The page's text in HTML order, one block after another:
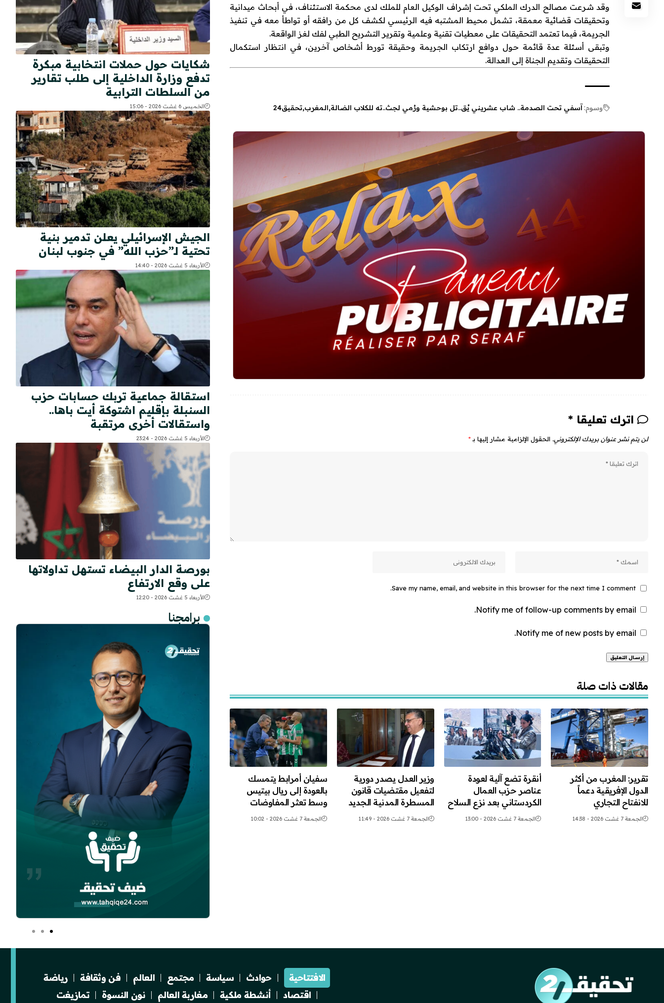
وقد شرعت مصالح الدرك الملكي تحت إشراف الوكيل العام للملك لدى محكمة الاستئناف، في أبحاث ميدانية
وتحقيقات قضائية معمقة، تشمل محيط المشتبه فيه الرئيسي لكشف كل من رافقه أو تواطأ معه في تنفيذ
الجريمة، فيما تعتمد التحقيقات على معطيات تقنية وعلمية وتقرير التشريح الطبي لفك لغز الواقعة.
وتبقى أسئلة عدة قائمة حول دوافع ارتكاب الجريمة وحقيقة تورط أشخاص آخرين، في انتظار استكمال
التحقيقات وتقديم الجناة إلى العدالة.
وسوم: آسفي تحت الصدمة.. شاب عشريني يُق..تل بوحشية ورُمي لجث..ته للكلاب الضالة المغرب تحقيق24
اترك تعليقا *
لن يتم نشر عنوان بريدك الإلكتروني. الحقول الإلزامية مشار إليها بـ*
Save my name, email, and website in this browser for the next time I comment.
Notify me of follow-up comments by email.
Notify me of new posts by email.
مقالات ذات صلة
تقرير: المغرب من أكثر
الدول الإفريقية دعماً
للانفتاح التجاري
الجمعة 7 غشت 2026 - 14:38
أنقرة تضع آلية لعودة
عناصر حزب العمال
الكردستاني بعد نزع السلاح
الجمعة 7 غشت 2026 - 13:00
وزير العدل يصدر دورية
لتفعيل مقتضيات قانون
المسطرة المدنية الجديد
الجمعة 7 غشت 2026 - 11:49
سفيان أمرابط يتمسك
بالعودة إلى ريال بيتيس
وسط تعثر المفاوضات
الجمعة 7 غشت 2026 - 10:02
شكايات حول حملات انتخابية مبكرة
تدفع وزارة الداخلية إلى طلب تقارير
من السلطات الترابية
الخميس 6 غشت 2026 - 15:06
الجيش الإسرائيلي يعلن تدمير بنية
تحتية لـ”حزب الله” في جنوب لبنان
الأربعاء 5 غشت 2026 - 14:40
استقالة جماعية تربك حسابات حزب
السنبلة بإقليم اشتوكة أيت باها..
واستقالات أخرى مرتقبة
الأربعاء 5 غشت 2026 - 23:24
بورصة الدار البيضاء تستهل تداولاتها
على وقع الارتفاع
الأربعاء 5 غشت 2026 - 12:20
برامجنا
الافتتاحية حوادث سياسة مجتمع العالم فن وثقافة
رياضة
اقتصاد
أنشطة ملكية مغاربة العالم نون النسوة تمازيغت